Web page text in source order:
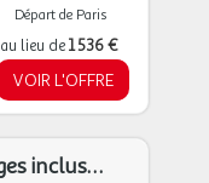
Départ de Paris
au lieu de1 536 €
VOIR L'OFFRE
TUI Sélection Hôtel Tamassa Bel Ombre - Flex bagages inclus ****